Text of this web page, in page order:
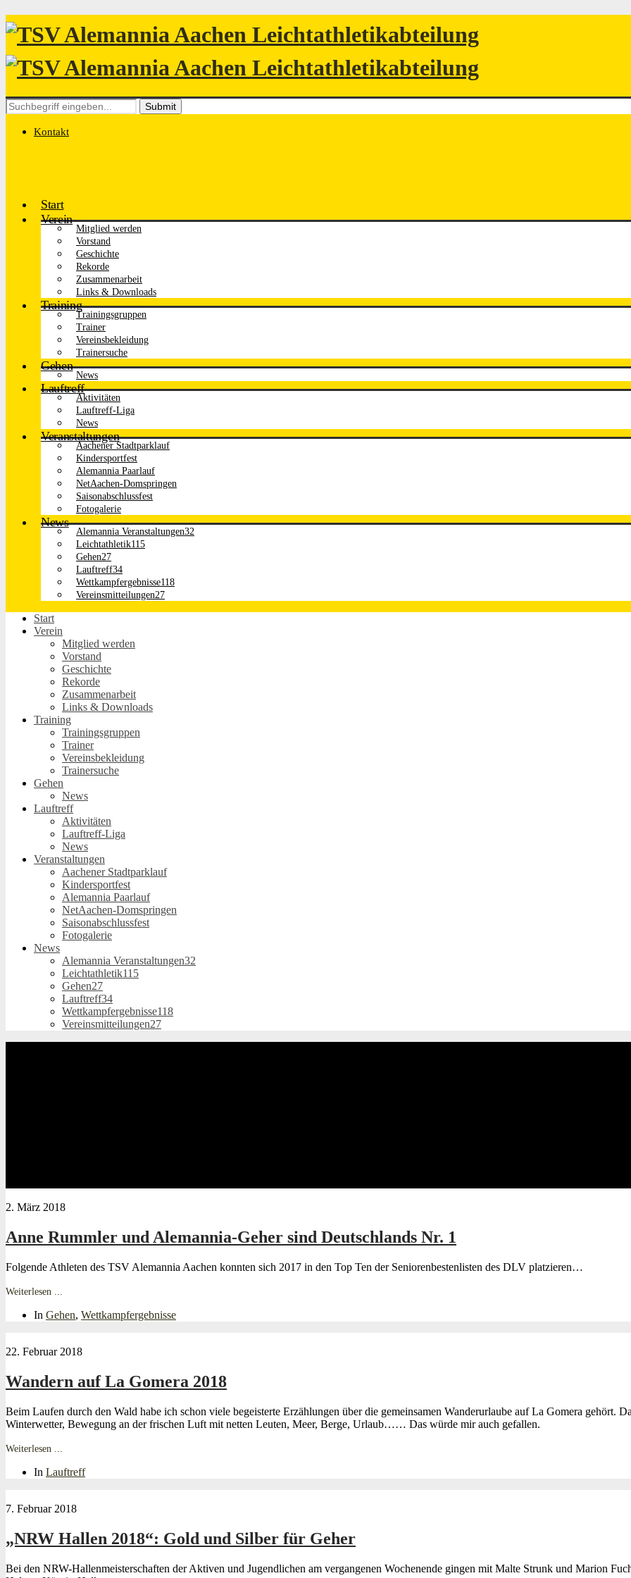
Search
for:
Kontakt
Start
Verein
Mitglied werden
Vorstand
Geschichte
Rekorde
Zusammenarbeit
Links & Downloads
Training
Trainingsgruppen
Trainer
Vereinsbekleidung
Trainersuche
Gehen
News
Lauftreff
Aktivitäten
Lauftreff-Liga
News
Veranstaltungen
Aachener Stadtparklauf
Kindersportfest
Alemannia Paarlauf
NetAachen-Domspringen
Saisonabschlussfest
Fotogalerie
News
Alemannia Veranstaltungen32
Leichtathletik115
Gehen27
Lauftreff34
Wettkampfergebnisse118
Vereinsmitteilungen27
Start
Verein
Mitglied werden
Vorstand
Geschichte
Rekorde
Zusammenarbeit
Links & Downloads
Training
Trainingsgruppen
Trainer
Vereinsbekleidung
Trainersuche
Gehen
News
Lauftreff
Aktivitäten
Lauftreff-Liga
News
Veranstaltungen
Aachener Stadtparklauf
Kindersportfest
Alemannia Paarlauf
NetAachen-Domspringen
Saisonabschlussfest
Fotogalerie
News
Alemannia Veranstaltungen32
Leichtathletik115
Gehen27
Lauftreff34
Wettkampfergebnisse118
Vereinsmitteilungen27
2. März 2018
Anne Rummler und Alemannia-Geher sind Deutschlands Nr. 1
Folgende Athleten des TSV Alemannia Aachen konnten sich 2017 in den Top Ten der Seniorenbestenlisten des DLV platzieren…
Weiterlesen ...
In Gehen, Wettkampfergebnisse
22. Februar 2018
Wandern auf La Gomera 2018
Beim Laufen durch den Wald habe ich schon viele begeisterte Erzählungen über die gemeinsamen Wanderurlaube auf La Gomera gehört.
Winterwetter, Bewegung an der frischen Luft mit netten Leuten, Meer, Berge, Urlaub…… Das würde mir auch gefallen.
Weiterlesen ...
In Lauftreff
7. Februar 2018
„NRW Hallen 2018“: Gold und Silber für Geher
Bei den NRW-Hallenmeisterschaften der Aktiven und Jugendlichen am vergangenen Wochenende gingen mit Malte Strunk und Marion